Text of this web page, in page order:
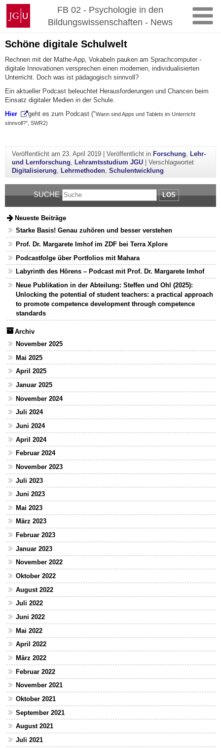
Zum
Inhalt
springen
Johannes
Gutenberg-
Universität
Mainz
FB 02 - Psychologie in den
Bildungswissenschaften - News
Schöne digitale Schulwelt
Rechnen mit der Mathe-App, Vokabeln pauken am Sprachcomputer -
digitale Innovationen versprechen einen modernen, individualisierten
Unterricht. Doch was ist pädagogisch sinnvoll?
Ein aktueller Podcast beleuchtet Herausforderungen und Chancen beim
Einsatz digitaler Medien in der Schule.
Hier
geht es zum Podcast ("Wann sind Apps und Tablets im Unterricht
sinnvoll?", SWR2)
Veröffentlicht am 23. April 2019| Veröffentlicht in Forschung
Lehr-
und Lernforschung
Lehramtsstudium JGU| Verschlagwortet
Digitalisierung
Lehrmethoden, Schulentwicklung
SUCHE LOS
Neueste Beiträge
Starke Basis! Genau zuhören und besser verstehen
Prof. Dr. Margarete Imhof im ZDF bei Terra Xplore
Podcastfolge über Portfolios mit Mahara
Labyrinth des Hörens – Podcast mit Prof. Dr. Margarete Imhof
Neue Publikation in der Abteilung: Steffen und Ohl (2025):
Unlocking the potential of student teachers: a practical approach
to promote competence development through competence
standards
Archiv
November 2025
Mai 2025
April 2025
Januar 2025
November 2024
Juli 2024
Juni 2024
April 2024
Februar 2024
November 2023
Juli 2023
Juni 2023
Mai 2023
März 2023
Februar 2023
Januar 2023
November 2022
Oktober 2022
August 2022
Juli 2022
Juni 2022
Mai 2022
April 2022
März 2022
Februar 2022
November 2021
Oktober 2021
September 2021
August 2021
Juli 2021